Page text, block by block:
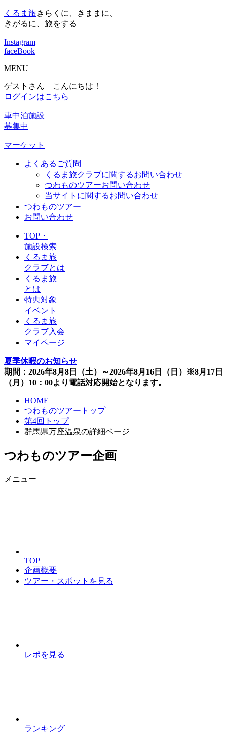
くるま旅きらくに、きままに、
きがるに、旅をする
Instagram
faceBook
MENU
ゲストさん こんにちは！
ログインはこちら
車中泊施設
募集中
マーケット
よくあるご質問
くるま旅クラブに関するお問い合わせ
つわものツアーお問い合わせ
当サイトに関するお問い合わせ
つわものツアー
お問い合わせ
TOP・
施設検索
くるま旅
クラブとは
くるま旅
とは
特典対象
イベント
くるま旅
クラブ入会
マイページ
夏季休暇のお知らせ
期間：2026年8月8日（土）～2026年8月16日（日）※8月17日
（月）10：00より電話対応開始となります。
HOME
つわものツアートップ
第4回トップ
群馬県万座温泉の詳細ページ
つわものツアー企画
メニュー
TOP
企画概要
ツアー・スポットを見る
レポを見る
ランキング